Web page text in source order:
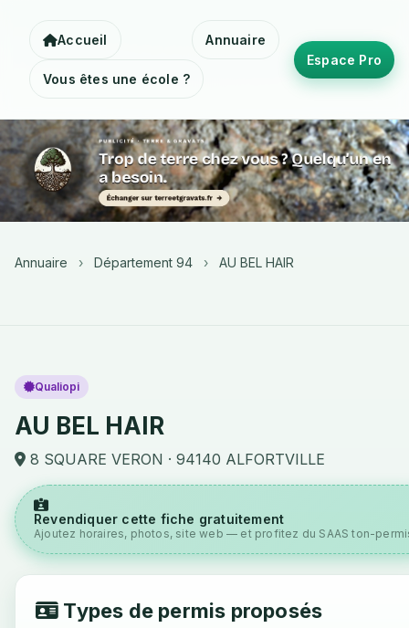
Accueil Annuaire
Vous êtes une école ?
Espace Pro
Annuaire › Département 94 › AU BEL HAIR
Qualiopi
AU BEL HAIR
8 SQUARE VERON · 94140 ALFORTVILLE
Revendiquer cette fiche gratuitement
Ajoutez horaires, photos, site web — et profitez du SAAS ton-
Types de permis proposés